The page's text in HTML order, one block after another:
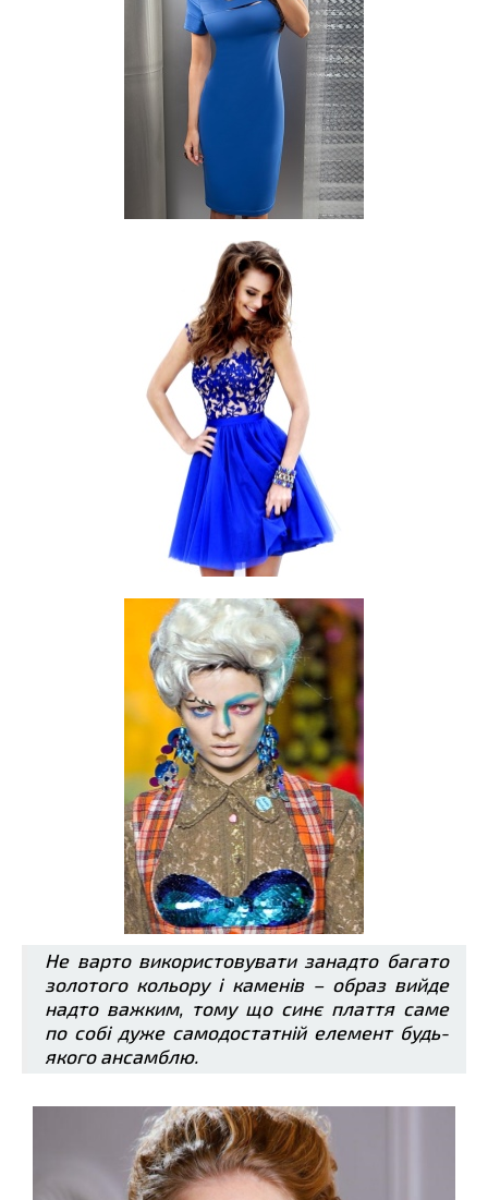
Не варто використовувати занадто багато
золотого кольору і каменів – образ вийде
надто важким, тому що синє плаття саме
по собі дуже самодостатній елемент будь-
якого ансамблю.